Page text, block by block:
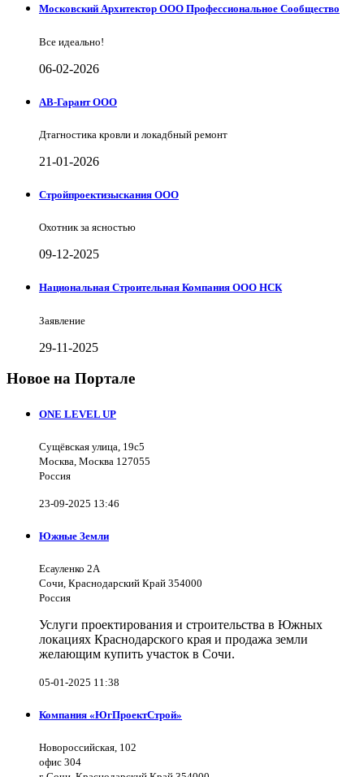
Московский Архитектор ООО Профессиональное Сообщество
Все идеально!
06-02-2026
АВ-Гарант ООО
Дтагностика кровли и локадбный ремонт
21-01-2026
Стройпроектизыскания ООО
Охотник за ясностью
09-12-2025
Национальная Строительная Компания ООО НСК
Заявление
29-11-2025
Новое на Портале
ONE LEVEL UP
Сущёвская улица, 19с5
Москва, Москва 127055
Россия
23-09-2025 13:46
Южные Земли
Есауленко 2А
Сочи, Краснодарский Край 354000
Россия
Услуги проектирования и строительства в Южных
локациях Краснодарского края и продажа земли
желающим купить участок в Сочи.
05-01-2025 11:38
Компания «ЮгПроектСтрой»
Новороссийская, 102
офис 304